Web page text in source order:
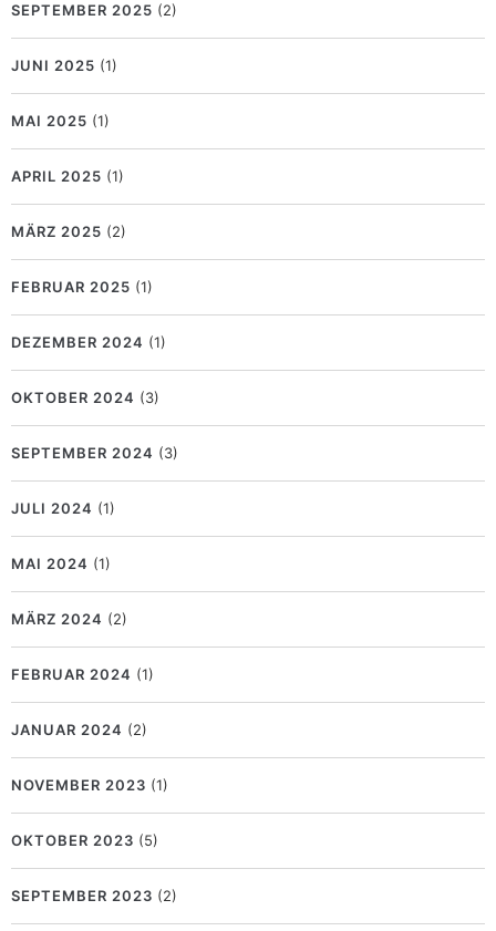
SEPTEMBER 2025 (2)
JUNI 2025 (1)
MAI 2025 (1)
APRIL 2025 (1)
MÄRZ 2025 (2)
FEBRUAR 2025 (1)
DEZEMBER 2024 (1)
OKTOBER 2024 (3)
SEPTEMBER 2024 (3)
JULI 2024 (1)
MAI 2024 (1)
MÄRZ 2024 (2)
FEBRUAR 2024 (1)
JANUAR 2024 (2)
NOVEMBER 2023 (1)
OKTOBER 2023 (5)
SEPTEMBER 2023 (2)